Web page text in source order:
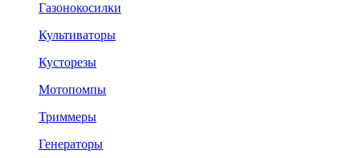
Газонокосилки
Культиваторы
Кусторезы
Мотопомпы
Триммеры
Генераторы